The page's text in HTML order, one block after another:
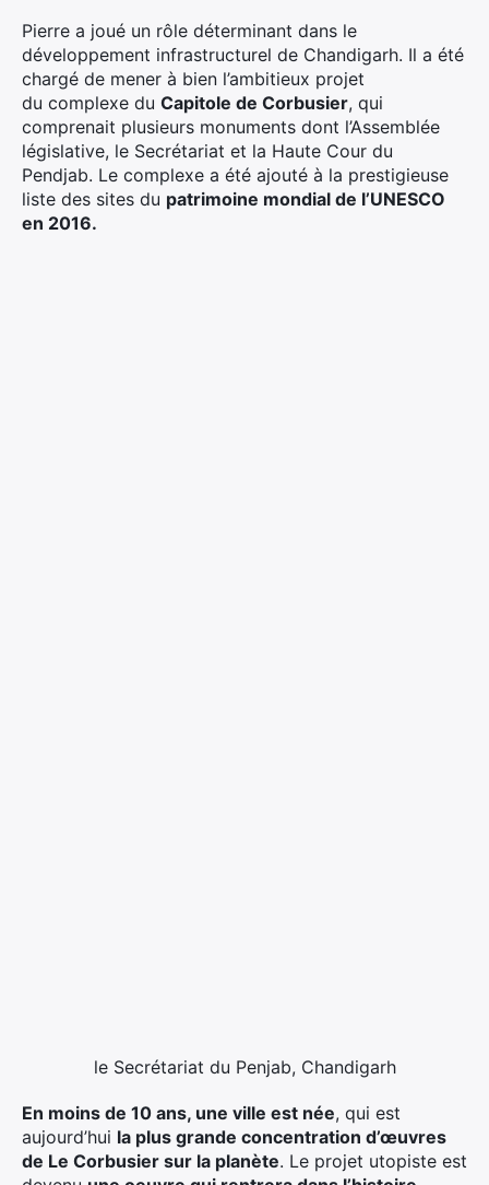
Pierre a joué un rôle déterminant dans le
développement infrastructurel de Chandigarh. Il a été
chargé de mener à bien l’ambitieux projet
du complexe du Capitole de Corbusier, qui
comprenait plusieurs monuments dont l’Assemblée
législative, le Secrétariat et la Haute Cour du
Pendjab. Le complexe a été ajouté à la prestigieuse
liste des sites du patrimoine mondial de l’UNESCO
en 2016.
le Secrétariat du Penjab, Chandigarh
En moins de 10 ans, une ville est née, qui est
aujourd’hui la plus grande concentration d’œuvres
de Le Corbusier sur la planète. Le projet utopiste est